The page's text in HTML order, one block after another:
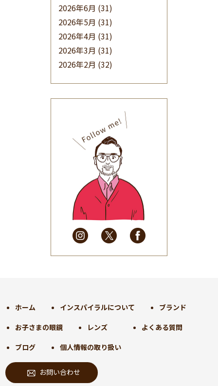
2026年6月 (31)
2026年5月 (31)
2026年4月 (31)
2026年3月 (31)
2026年2月 (32)
(32)
2025年9月(30)
2025年8月(31)
2025年7月(37)
2025年6月(48)
2025年5月
(41)
2025年4月
(32)
2025年3月(31)
2025年2月
(28)
2024年9月(30)
2024年7月(31)
2024年6月(30)
2024年5月
2024年4月 (32)
ホーム インスパイラルについて ブランド
お子さまの眼鏡 レンズ よくある質問
ブログ 個人情報の取り扱い
お問い合わせ